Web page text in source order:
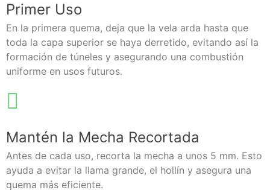
Primer Uso
En la primera quema, deja que la vela arda hasta que
toda la capa superior se haya derretido, evitando así la
formación de túneles y asegurando una combustión
uniforme en usos futuros.
Mantén la Mecha Recortada
Antes de cada uso, recorta la mecha a unos 5 mm. Esto
ayuda a evitar la llama grande, el hollín y asegura una
quema más eficiente.